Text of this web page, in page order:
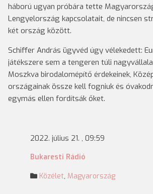
háború ugyan próbára tette
Lengyelország kapcsolatait, de nincsen
két ország között.
Schiffer András ügyvéd úgy vélekedett:
játékszere sem a tengeren túli
Moszkva birodalomépítő érdekeinek,
országainak össze kell fogniuk és
egymás ellen fordítsák őket.
2022. július 21. , 09:59
Bukaresti Rádió
Közélet, Magyarország